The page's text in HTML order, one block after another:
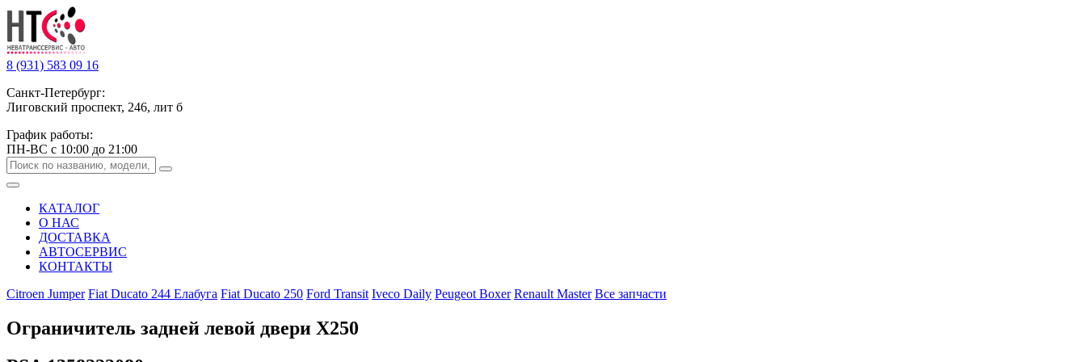
8 (931) 583 09 16
Санкт-Петербург:
Лиговский проспект, 246, лит б
График работы:
ПН-ВС с 10:00 до 21:00
КАТАЛОГ
О НАС
ДОСТАВКА
АВТОСЕРВИС
КОНТАКТЫ
Citroen Jumper Fiat Ducato 244 Елабуга Fiat Ducato 250 Ford Transit Iveco Daily Peugeot Boxer Renault Master Все запчасти
Ограничитель задней левой двери Х250